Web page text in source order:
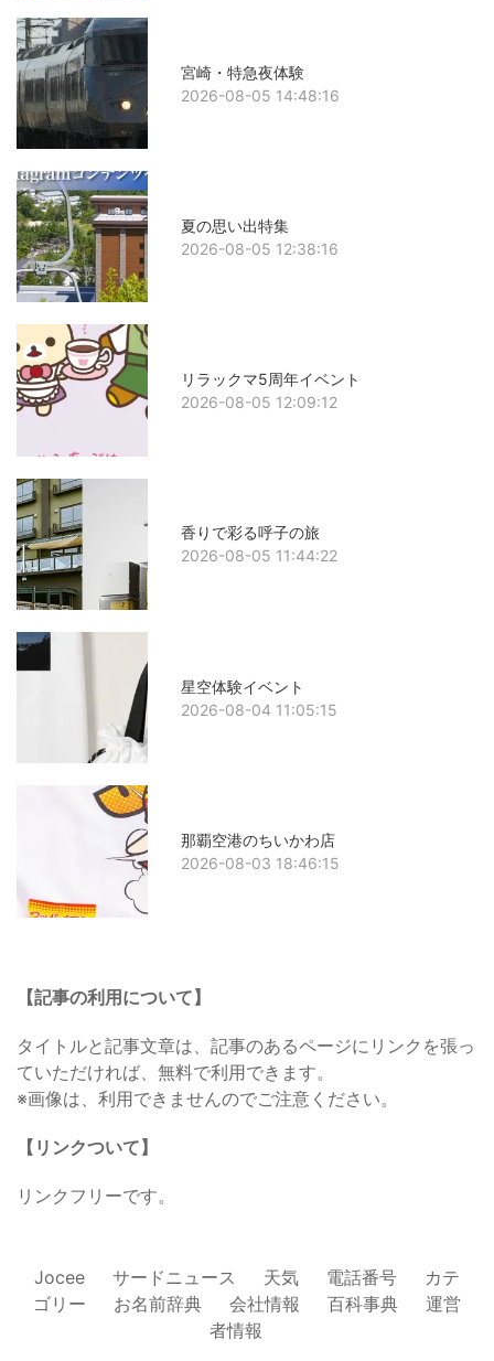
宮崎・特急夜体験
2026-08-05 14:48:16
夏の思い出特集
2026-08-05 12:38:16
リラックマ5周年イベント
2026-08-05 12:09:12
香りで彩る呼子の旅
2026-08-05 11:44:22
星空体験イベント
2026-08-04 11:05:15
那覇空港のちいかわ店
2026-08-03 18:46:15
【記事の利用について】
タイトルと記事文章は、記事のあるページにリンクを張っ
ていただければ、無料で利用できます。
※画像は、利用できませんのでご注意ください。
【リンクついて】
リンクフリーです。
Jocee サードニュース 天気 電話番号
カテ
ゴリー
お名前辞典 会社情報 百科事典
運営
者情報